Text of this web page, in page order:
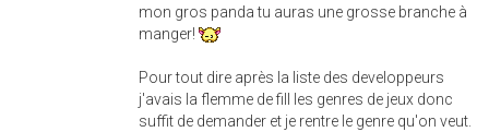
mon gros panda tu auras une grosse branche à
manger!
Pour tout dire après la liste des developpeurs
j'avais la flemme de fill les genres de jeux donc
suffit de demander et je rentre le genre qu'on veut.